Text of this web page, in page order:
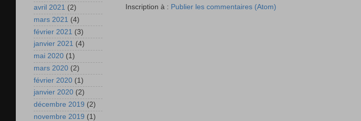
Inscription à : Publier les commentaires (Atom)
avril 2021 (2)
mars 2021 (4)
février 2021 (3)
janvier 2021 (4)
mai 2020 (1)
mars 2020 (2)
février 2020 (1)
janvier 2020 (2)
décembre 2019 (2)
novembre 2019 (1)